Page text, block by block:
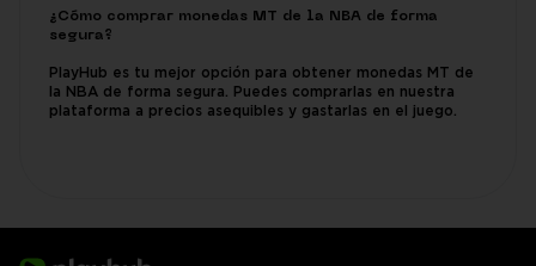
¿Cómo comprar monedas MT de la NBA de forma
segura?
PlayHub es tu mejor opción para obtener monedas MT de
la NBA de forma segura. Puedes comprarlas en nuestra
plataforma a precios asequibles y gastarlas en el juego.